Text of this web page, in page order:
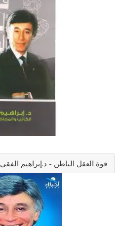
قوة العقل الباطن - د.إبراهيم الفقي